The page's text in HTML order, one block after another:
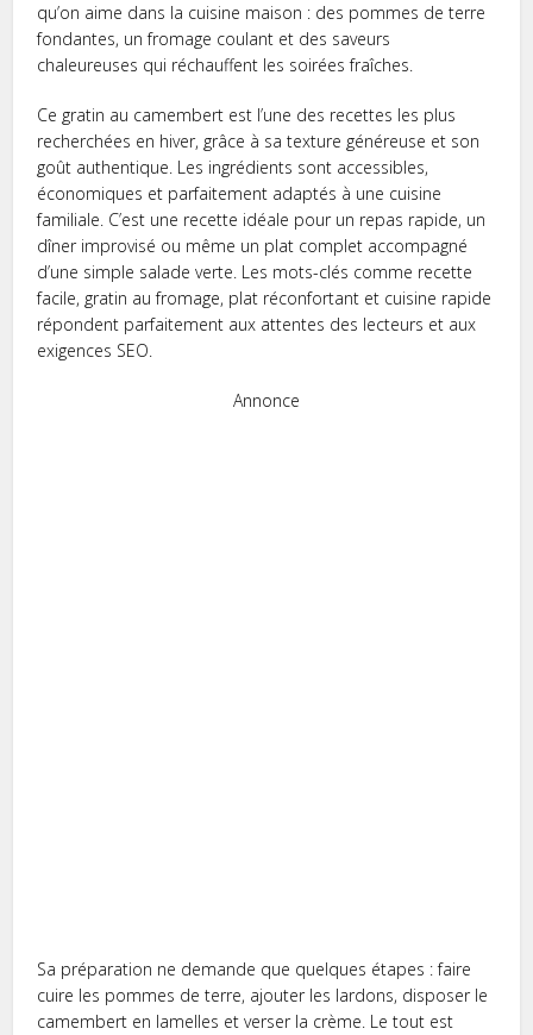
qu’on aime dans la cuisine maison : des pommes de terre
fondantes, un fromage coulant et des saveurs
chaleureuses qui réchauffent les soirées fraîches.
Ce gratin au camembert est l’une des recettes les plus
recherchées en hiver, grâce à sa texture généreuse et son
goût authentique. Les ingrédients sont accessibles,
économiques et parfaitement adaptés à une cuisine
familiale. C’est une recette idéale pour un repas rapide, un
dîner improvisé ou même un plat complet accompagné
d’une simple salade verte. Les mots-clés comme recette
facile, gratin au fromage, plat réconfortant et cuisine rapide
répondent parfaitement aux attentes des lecteurs et aux
exigences SEO.
Annonce
Sa préparation ne demande que quelques étapes : faire
cuire les pommes de terre, ajouter les lardons, disposer le
camembert en lamelles et verser la crème. Le tout est